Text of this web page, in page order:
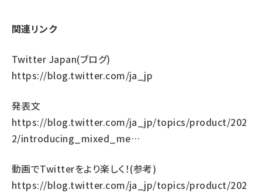
関連リンク
Twitter Japan(ブログ)
https://blog.twitter.com/ja_jp
発表文
https://blog.twitter.com/ja_jp/topics/product/202
2/introducing_mixed_me…
動画でTwitterをより楽しく！(参考)
https://blog.twitter.com/ja_jp/topics/product/202